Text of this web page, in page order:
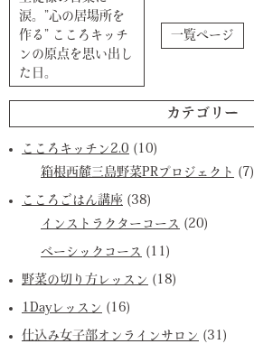
涙。”心の居場所を
作る” こころキッチ
ンの原点を思い出し
た日。
一覧ページ
カテゴリー
こころキッチン2.0 (10)
箱根西麓三島野菜PRプロジェクト (7)
こころごはん講座 (38)
インストラクターコース (20)
ベーシックコース (11)
野菜の切り方レッスン (18)
1Dayレッスン (16)
仕込み女子部オンラインサロン (31)